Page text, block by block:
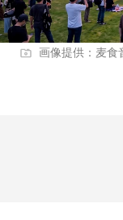
画像提供：麦食